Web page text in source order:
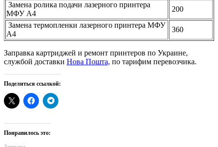
Замена ролика подачи лазерного принтера
МФУ А4
200
Замена термопленки лазерного принтера МФУ
А4
360
Заправка картриджей и ремонт принтеров по Украине,
службой доставки Нова Пошта, по тарифим перевозчика.
Поделиться ссылкой:
Понравилось это: